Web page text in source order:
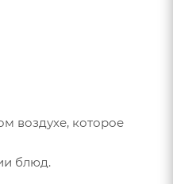
воздухе, которое
блюд.